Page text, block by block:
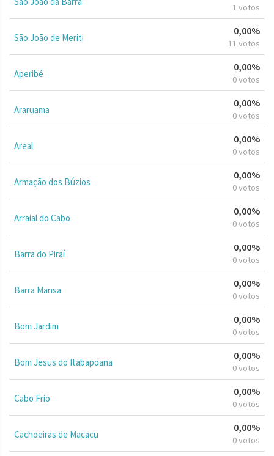
1 votos
São João de Meriti
0,00%
11 votos
Aperibé
0,00%
0 votos
Araruama
0,00%
0 votos
Areal
0,00%
0 votos
Armação dos Búzios
0,00%
0 votos
Arraial do Cabo
0,00%
0 votos
Barra do Piraí
0,00%
0 votos
Barra Mansa
0,00%
0 votos
Bom Jardim
0,00%
0 votos
Bom Jesus do Itabapoana
0,00%
0 votos
Cabo Frio
0,00%
0 votos
Cachoeiras de Macacu
0,00%
0 votos